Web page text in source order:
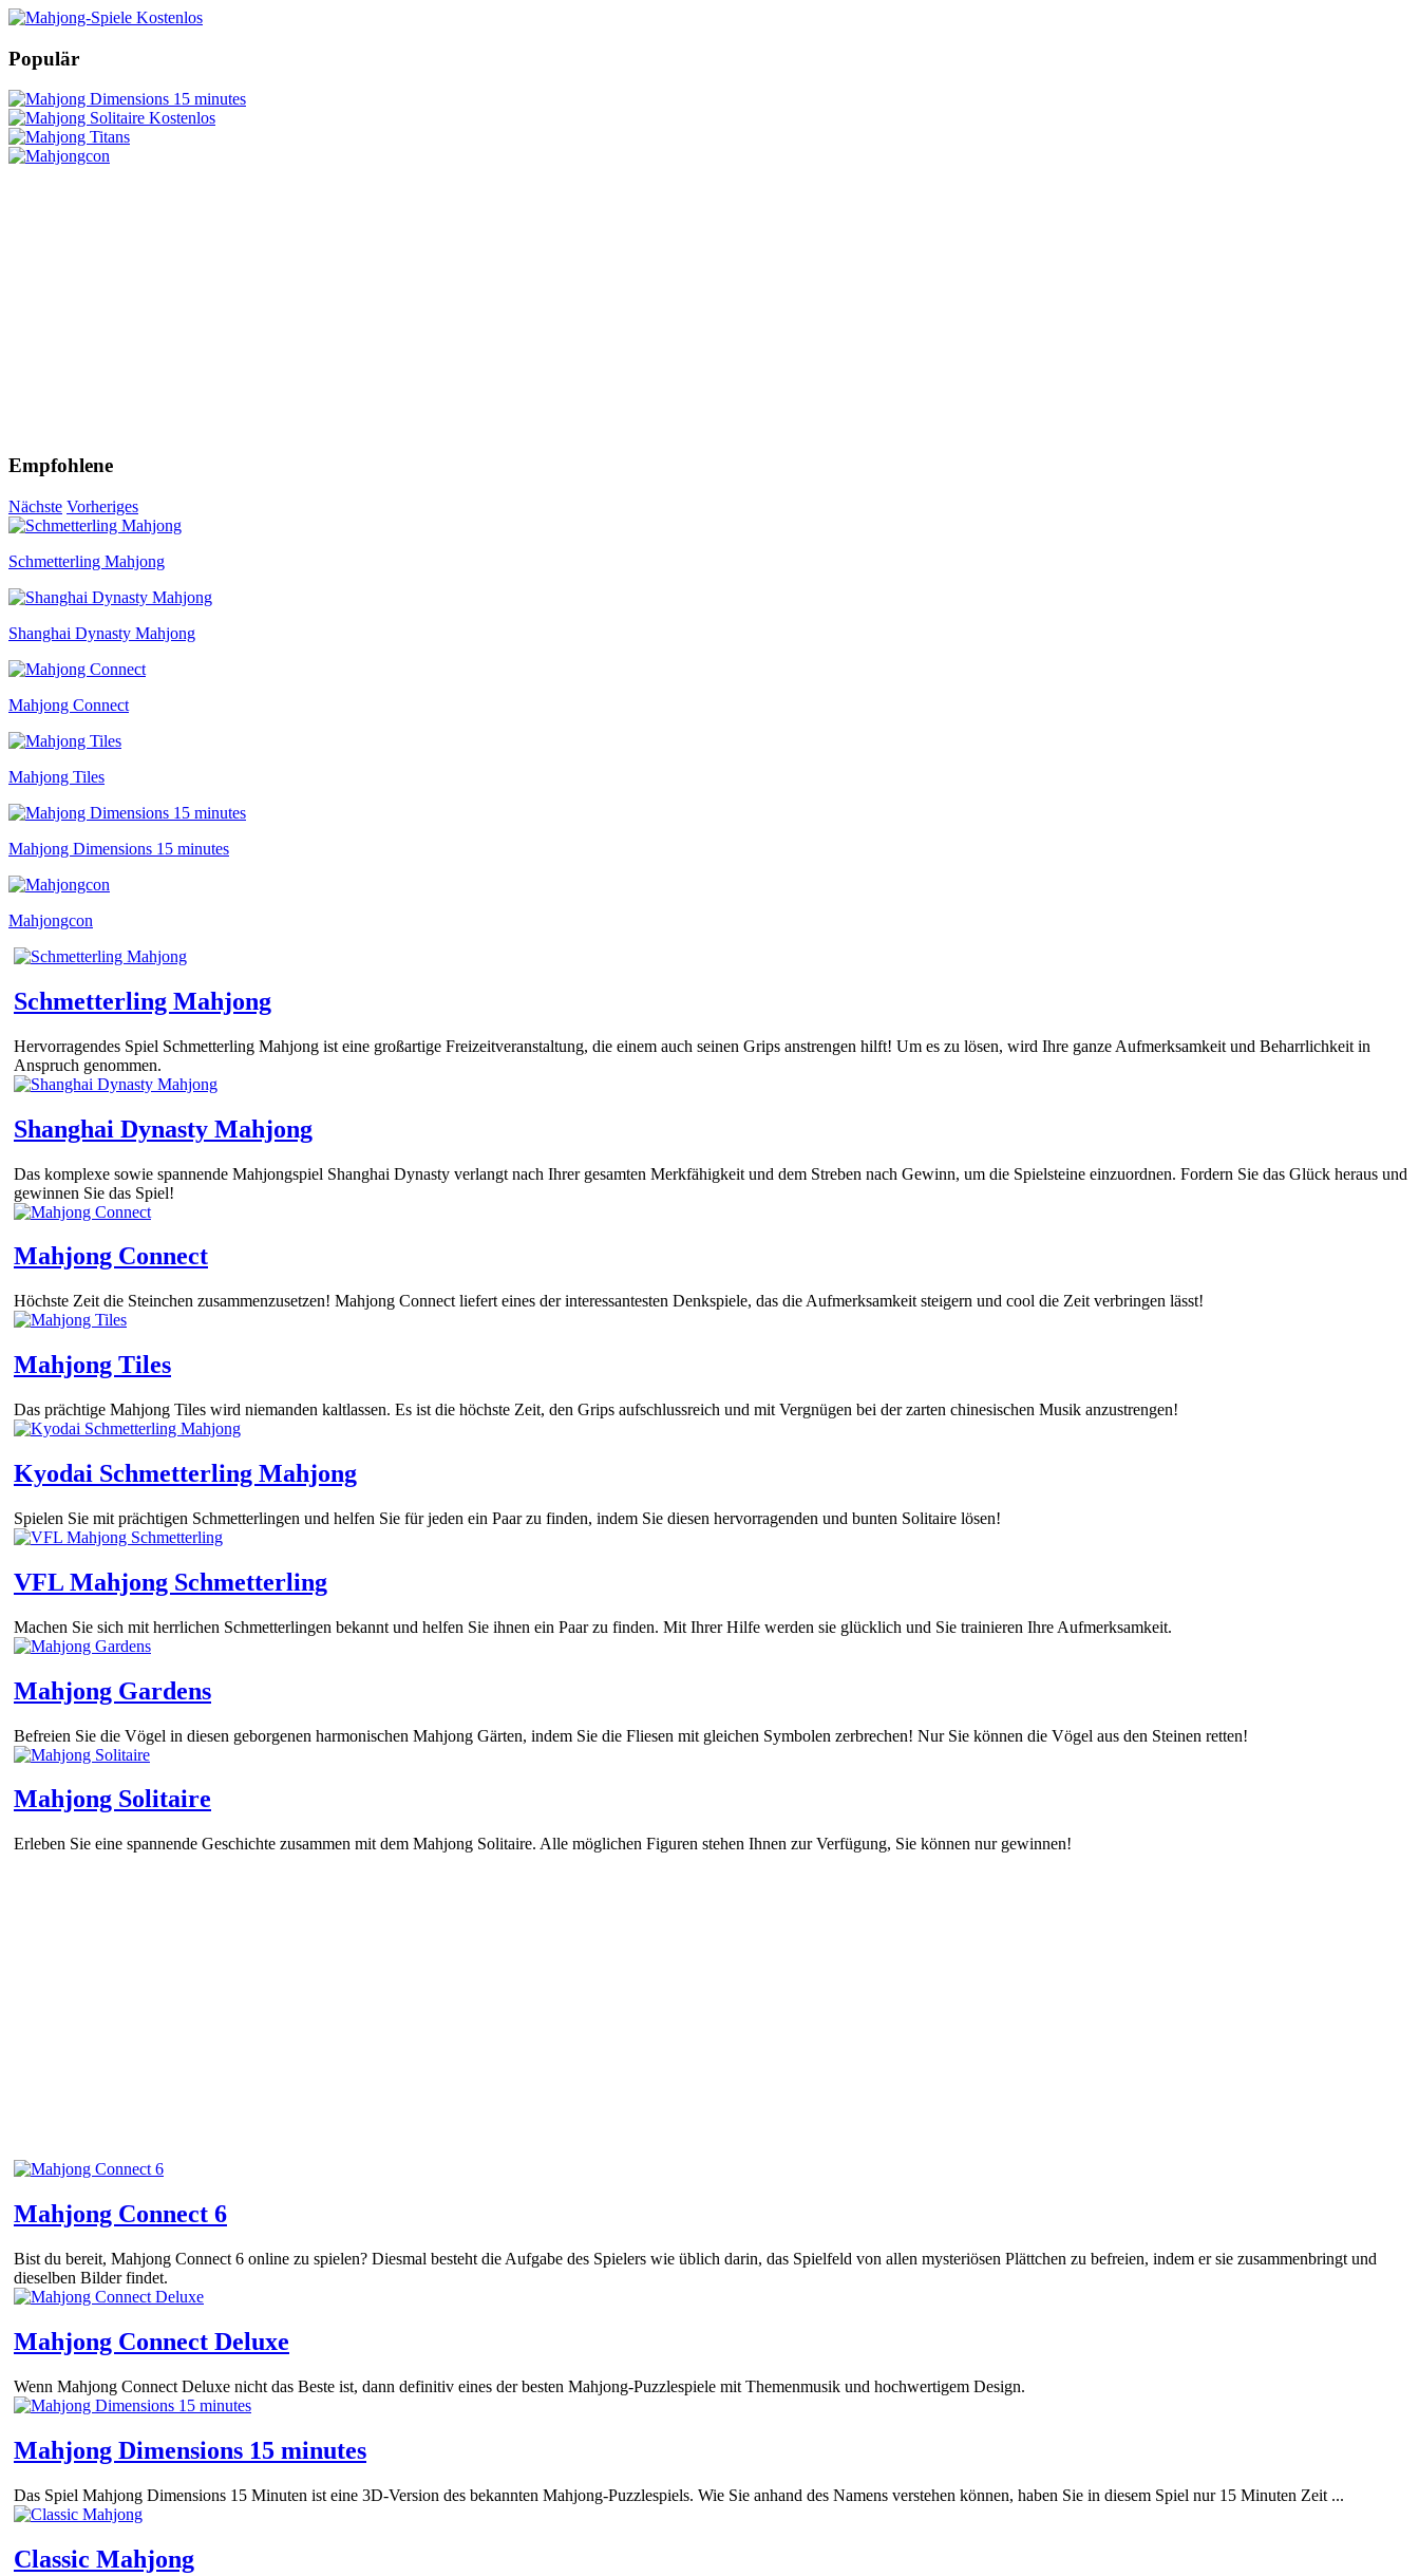
Populär
Empfohlene
Nächste Vorheriges
Schmetterling Mahjong
Shanghai Dynasty Mahjong
Mahjong Connect
Mahjong Tiles
Mahjong Dimensions 15 minutes
Mahjongcon
Schmetterling Mahjong
Hervorragendes Spiel Schmetterling Mahjong ist eine großartige Freizeitveranstaltung, die einem auch seinen Grips anstrengen hilft! Um es zu lösen, wird Ihre ganze Aufmerksamkeit und Beharrlichkeit in
Anspruch genommen.
Shanghai Dynasty Mahjong
Das komplexe sowie spannende Mahjongspiel Shanghai Dynasty verlangt nach Ihrer gesamten Merkfähigkeit und dem Streben nach Gewinn, um die Spielsteine einzuordnen. Fordern Sie das Glück heraus und
gewinnen Sie das Spiel!
Mahjong Connect
Höchste Zeit die Steinchen zusammenzusetzen! Mahjong Connect liefert eines der interessantesten Denkspiele, das die Aufmerksamkeit steigern und cool die Zeit verbringen lässt!
Mahjong Tiles
Das prächtige Mahjong Tiles wird niemanden kaltlassen. Es ist die höchste Zeit, den Grips aufschlussreich und mit Vergnügen bei der zarten chinesischen Musik anzustrengen!
Kyodai Schmetterling Mahjong
Spielen Sie mit prächtigen Schmetterlingen und helfen Sie für jeden ein Paar zu finden, indem Sie diesen hervorragenden und bunten Solitaire lösen!
VFL Mahjong Schmetterling
Machen Sie sich mit herrlichen Schmetterlingen bekannt und helfen Sie ihnen ein Paar zu finden. Mit Ihrer Hilfe werden sie glücklich und Sie trainieren Ihre Aufmerksamkeit.
Mahjong Gardens
Befreien Sie die Vögel in diesen geborgenen harmonischen Mahjong Gärten, indem Sie die Fliesen mit gleichen Symbolen zerbrechen! Nur Sie können die Vögel aus den Steinen retten!
Mahjong Solitaire
Erleben Sie eine spannende Geschichte zusammen mit dem Mahjong Solitaire. Alle möglichen Figuren stehen Ihnen zur Verfügung, Sie können nur gewinnen!
Mahjong Connect 6
Bist du bereit, Mahjong Connect 6 online zu spielen? Diesmal besteht die Aufgabe des Spielers wie üblich darin, das Spielfeld von allen mysteriösen Plättchen zu befreien, indem er sie zusammenbringt und
dieselben Bilder findet.
Mahjong Connect Deluxe
Wenn Mahjong Connect Deluxe nicht das Beste ist, dann definitiv eines der besten Mahjong-Puzzlespiele mit Themenmusik und hochwertigem Design.
Mahjong Dimensions 15 minutes
Das Spiel Mahjong Dimensions 15 Minuten ist eine 3D-Version des bekannten Mahjong-Puzzlespiels. Wie Sie anhand des Namens verstehen können, haben Sie in diesem Spiel nur 15 Minuten Zeit ...
Classic Mahjong